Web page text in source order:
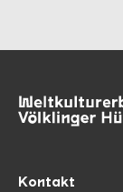
Kontakt